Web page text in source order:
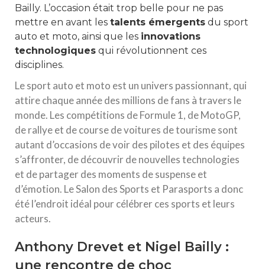
Bailly. L’occasion était trop belle pour ne pas
mettre en avant les talents émergents du sport
auto et moto, ainsi que les innovations
technologiques qui révolutionnent ces
disciplines.
Le sport auto et moto est un univers passionnant, qui
attire chaque année des millions de fans à travers le
monde. Les compétitions de Formule 1, de MotoGP,
de rallye et de course de voitures de tourisme sont
autant d’occasions de voir des pilotes et des équipes
s’affronter, de découvrir de nouvelles technologies
et de partager des moments de suspense et
d’émotion. Le Salon des Sports et Parasports a donc
été l’endroit idéal pour célébrer ces sports et leurs
acteurs.
Anthony Drevet et Nigel Bailly :
une rencontre de choc